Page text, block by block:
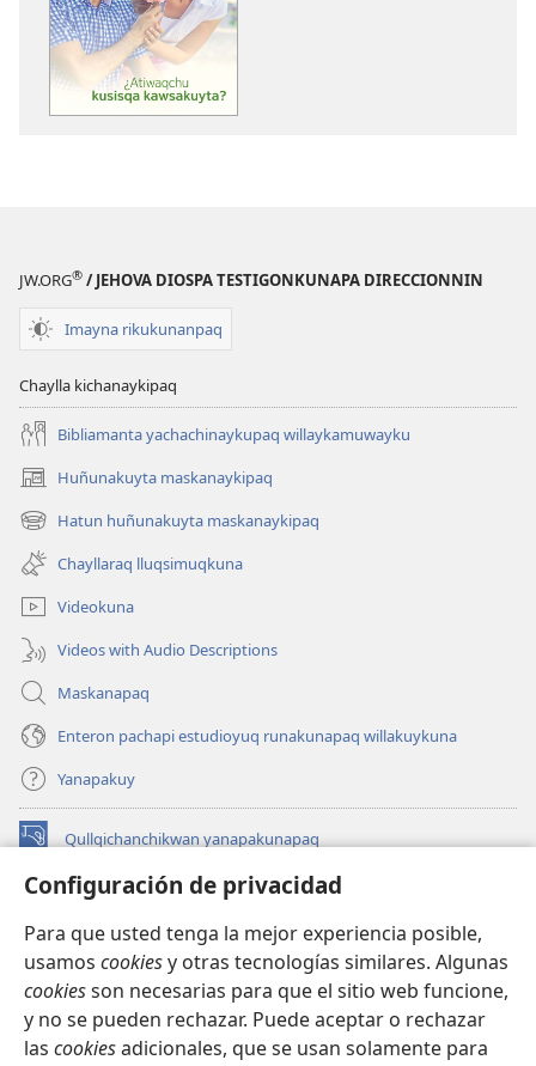
Configuración de privacidad
Para que usted tenga la mejor experiencia posible,
usamos cookiesy otras tecnologías similares. Algunas
cookiesson necesarias para que el sitio web funcione,
y no se pueden rechazar. Puede aceptar o rechazar
las cookiesadicionales, que se usan solamente para
JW.ORG® / JEHOVA DIOSPA TESTIGONKUNAPA DIRECCIONNIN
Imayna rikukunanpaq
Chaylla kichanaykipaq
Bibliamanta yachachinaykupaq willaykamuwayku
Huñunakuyta maskanaykipaq
(abre
una
nueva
ventana)
Hatun huñunakuyta maskanaykipaq
(abre
una
nueva
ventana)
Chayllaraq lluqsimuqkuna
Videokuna
Videos with Audio Descriptions
Maskanapaq
Enteron pachapi estudioyuq runakunapaq willakuykuna
Yanapakuy
Qullqichanchikwan yanapakunapaq
(abre
nueva INTERNETPI QILLQAKUNA Watchtower™
una
nueva
ventana)
JW Hub
(abre
una
nueva
ventana)
JW Library®